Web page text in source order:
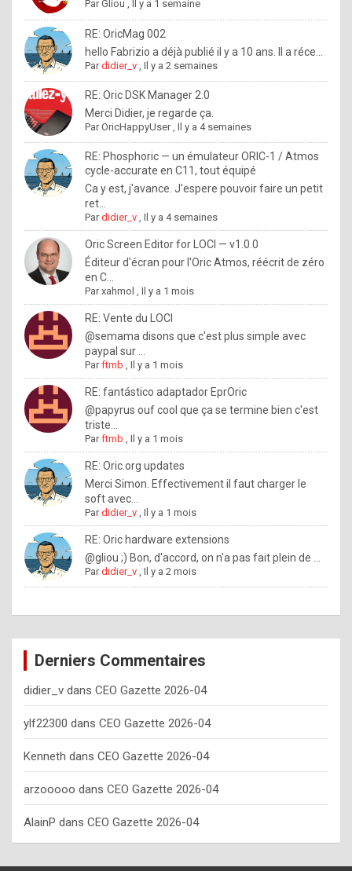
y
o
l
e
x
.
I
f
y
o
u
w
a
n
t
o
n
o
w
h
o
w
o
e
y
o
u
s
h
o
ParGliou ,Il y a 1 semaine
RE: OricMag 002
hello Fabrizio a déjà publié il y a 10 ans. Il a réce...
Pardidier_v ,Il y a 2 semaines
RE: Oric DSK Manager 2.0
Merci Didier, je regarde ça.
ParOricHappyUser,Il y a 4 semaines
RE: Phosphoric — un émulateur ORIC-1 / Atmos
cycle-accurate en C11, tout équipé
Ca y est, j'avance. J'espere pouvoir faire un petit
ret...
Pardidier_v ,Il y a 4 semaines
Oric Screen Editor for LOCI — v1.0.0
Éditeur d'écran pour l'Oric Atmos, réécrit de zéro
en C...
Parxahmol ,Il y a 1 mois
RE: Vente du LOCI
@semama disons que c'est plus simple avec
paypal sur ...
Parftmb ,Il y a 1 mois
RE: fantástico adaptador EprOric
@papyrus ouf cool que ça se termine bien c'est
triste...
Parftmb ,Il y a 1 mois
RE: Oric.org updates
Merci Simon. Effectivement il faut charger le
soft avec...
Pardidier_v ,Il y a 1 mois
RE: Oric hardware extensions
@gliou ;) Bon, d'accord, on n'a pas fait plein de ...
Pardidier_v ,Il y a 2 mois
Derniers Commentaires
didier_v dans CEO Gazette 2026-04
ylf22300 dans CEO Gazette 2026-04
Kenneth dans CEO Gazette 2026-04
arzooooo dans CEO Gazette 2026-04
AlainP dans CEO Gazette 2026-04